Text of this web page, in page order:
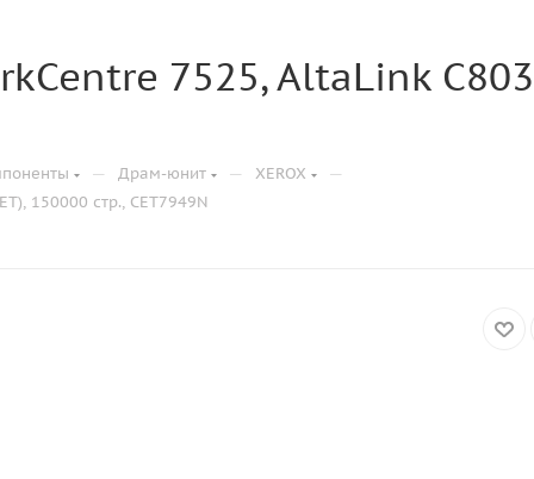
7525, AltaLink
— Драм-юнит — XEROX —
150000 стр., CET7949N